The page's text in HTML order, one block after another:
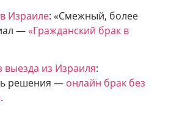
Израиле: «Смежный, более
— «Гражданский брак в
выезда из Израиля:
решения — онлайн брак без
.